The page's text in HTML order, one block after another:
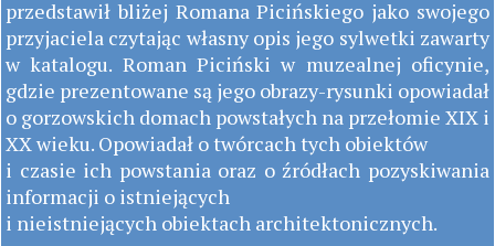
przedstawił bliżej Romana Picińskiego jako swojego
przyjaciela czytając własny opis jego sylwetki zawarty
w katalogu. Roman Piciński w muzealnej oficynie,
gdzie prezentowane są jego obrazy-rysunki opowiadał
o gorzowskich domach powstałych na przełomie XIX i
XX wieku. Opowiadał o twórcach tych obiektów
i czasie ich powstania oraz o źródłach pozyskiwania
informacji o istniejących
i nieistniejących obiektach architektonicznych.